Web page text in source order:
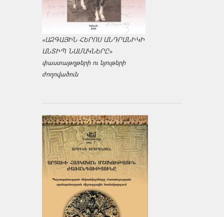
«ԱԶԳԱՅԻՆ ՀԵՐՈՍ ԱՆԴՐԱՆԻԿԻ
ԱՆՏԻՊ ՆԱՄԱԿՆԵՐԸ»
փաստաթղթերի ու նյութերի
ժողովածուն